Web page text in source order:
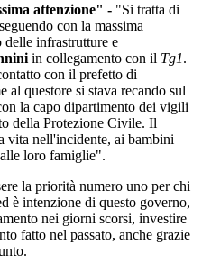
attenzione" - "Si tratta di
con la massima
infrastrutture e
in collegamento con il Tg1.
con il prefetto di
al questore si stava recando sul
la capo dipartimento dei vigili
della Protezione Civile. Il
vita nell'incidente, ai bambini
loro famiglie".
la priorità numero uno per chi
è intenzione di questo governo,
nei giorni scorsi, investire
fatto nel passato, anche grazie